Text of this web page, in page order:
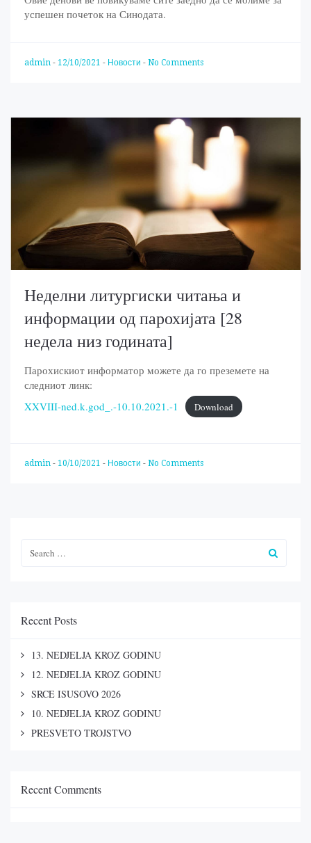
успешен почеток на Синодата.
admin - 12/10/2021 - Новости - No Comments
Неделни литургиски читања и
информации од парохијата [28
недела низ годината]
Парохискиот информатор можете да го преземете на
следниот линк:
XXVIII-ned.k.god_.-10.10.2021.-1
Download
admin - 10/10/2021 - Новости - No Comments
Recent Posts
13. NEDJELJA KROZ GODINU
12. NEDJELJA KROZ GODINU
SRCE ISUSOVO 2026
10. NEDJELJA KROZ GODINU
PRESVETO TROJSTVO
Recent Comments